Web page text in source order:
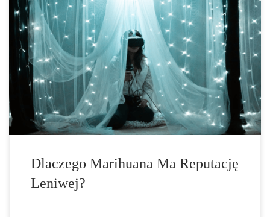
Marihuana historycznie ma reputację czyniącą ludzi leniwymi, a
jej użytkownicy są zazwyczaj postrzegani jako obiboki. Chociaż ta
reputacja może nie być całkowicie trafna, niektóre skutki uboczne
mogą sprawić, że ludzie poczują się ospali lub pozbawieni
motywacji. Związek między marihuaną a lenistwem Lenistwo
często charakteryzuje się brakiem podejmowania indywidualnego
wysiłku. Jeśli […]
Dlaczego Marihuana Ma Reputację
Leniwej?